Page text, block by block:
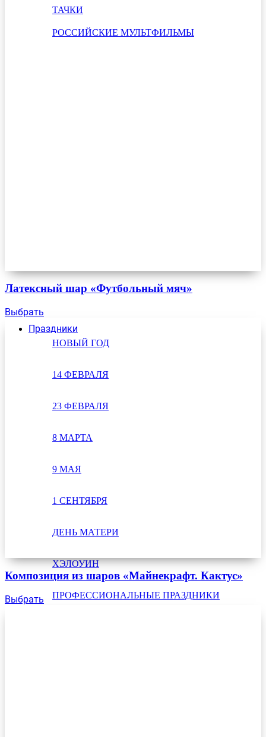
ТАЧКИ
РОССИЙСКИЕ МУЛЬТФИЛЬМЫ
Праздники
НОВЫЙ ГОД
14 ФЕВРАЛЯ
23 ФЕВРАЛЯ
8 МАРТА
9 МАЯ
1 СЕНТЯБРЯ
ДЕНЬ МАТЕРИ
ХЭЛОУИН
ПРОФЕССИОНАЛЬНЫЕ ПРАЗДНИКИ
Латексный шар «Футбольный мяч»
Выбрать
Композиция из шаров «Майнекрафт. Кактус»
Выбрать